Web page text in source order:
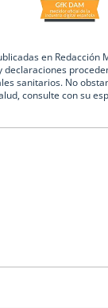
en Redacción
declaraciones
sanitarios. No
consulte con su